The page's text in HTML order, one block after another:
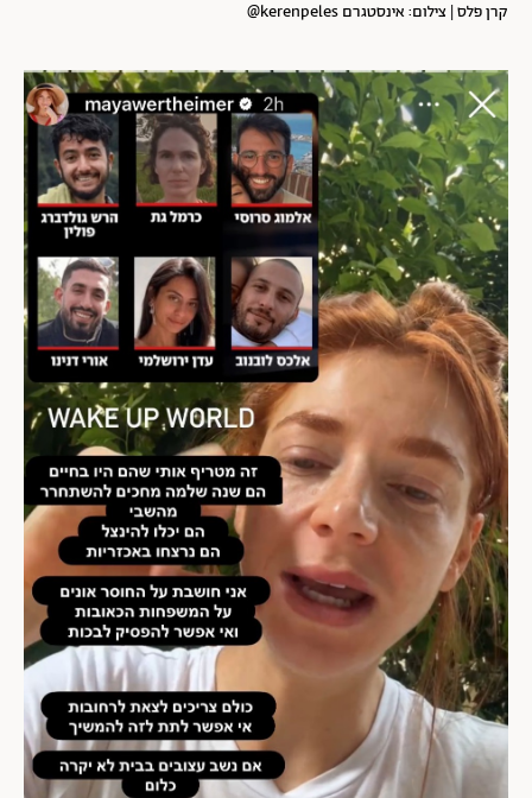
קרן פלס | צילום: אינסטגרם kerenpeles@